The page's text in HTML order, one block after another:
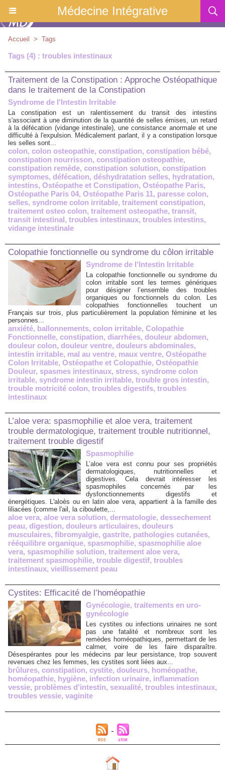
Médecine Intégrative
Accueil > Tags
Tags (4) : troubles intestinaux
Traitement de la Constipation : Approche Ostéopathique
dans le traitement de la Constipation
Syndrome de l'Intestin Irritable
La constipation est un ralentissement du transit des intestins
s'associant à une diminution de la quantité de selles émises, un retard
à la défécation (vidange intestinale), une consistance anormale et une
difficulté à l'expulsion. Médicalement parlant, il y a constipation lorsque
les selles sont...
colon, colon osteopathie, constipation, constipation bébé,
constipation nourrisson, constipation osteopathie,
constipation remède, constipation solution, constipation
symptomes, défécation, déshydratation selles, hydratation,
intestins, Ostéopathe et Constipation, Ostéopathe Paris,
Ostéopathe Paris 04, Ostéopathe Paris 11, paresse colon,
selles, syndrome colon irritable, traitement constipation,
traitement osteo colon, traitement osteopathe, transit,
transit intestinal, troubles intestinaux, troubles intestins,
vidange intestinale
Colopathie fonctionnelle ou syndrome du côlon irritable
Syndrome de l'Intestin Irritable
La colopathie fonctionnelle ou syndrome du
colon irritable sont les termes génériques
pour désigner l’ensemble des troubles
organiques ou fonctionnels du colon. Les
colopathies fonctionnelles touchent un
Français sur trois, plus particulièrement la population féminine et les
personnes...
anxiété, ballonnements, colon irritable, Colopathie
Fonctionnelle, constipation, diarrhées, douleur abdomen,
douleur colon, douleur ventre, douleurs abdominales,
intestin irritable, mal au ventre, maux ventre, Ostéopathe
Colon Irritable, Ostéopathe et Colopathie, Ostéopathie
Douleur, spasmes intestinaux, stress, syndrome colon
irritable, syndrome intestin irritable, trouble gros intestin,
trouble motricité colon, troubles digestifs, troubles
intestinaux
L’aloe vera: spasmophilie et aloe vera, traitement
trouble dermatologique, traitement trouble nutritionnel,
traitement trouble digestif
Spasmophilie
L’aloe vera est connu pour ses propriétés
dermatologiques, nutritionnelles et
digestives. Cela devrait intéresser les
spasmophiles concernés par les
dysfonctionnements digestifs et
énergétiques. L'aloès ou en latin aloe vera, appartient à la famille des
liliacées (comme l'ail, la ciboulette,...
aloe vera, aloe vera solution, dermatologie, dessechement
peau, digestion, douleurs articulaires, douleurs
musculaires, fibromyalgie, gastrite, pathologies cutanées,
rééquilibre organique, spasmophilie, spasmophilie aloe
vera, spasmophilie solution, traitement aloe vera,
traitement spasmophilie, trouble digestif, troubles
intestinaux, vieillissement peau
Cystites: Efficacité de l’homéopathie
Gynécologie, traitements en uro-
gynécologie
Les cystites ou infections urinaires ne sont
pas une fatalité et nombreux sont les
remèdes homéopathiques, permettant de les
calmer, voire de les faire disparaître.
Désespérantes pour les médecins par leur persistance, trop souvent
revenues chez les femmes, les cystites sont liées aux...
brûlures, constipation, cystite, douleurs, homéopathe,
homéopathie, hygiène, infection urinaire, inflammation
vessie, problèmes d'intestin, sexualité, troubles intestinaux,
troubles vessie, vaginite